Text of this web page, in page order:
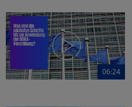
06:24